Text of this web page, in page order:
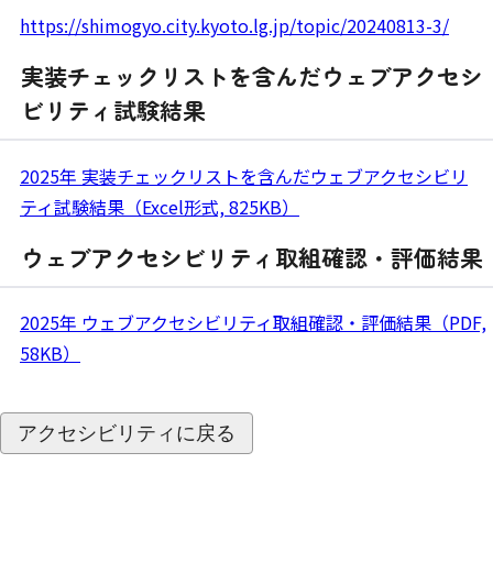
https://shimogyo.city.kyoto.lg.jp/topic/20240813-3/
実装チェックリストを含んだウェブアクセシ
ビリティ試験結果
2025年 実装チェックリストを含んだウェブアクセシビリ
ティ試験結果（Excel形式, 825KB）
ウェブアクセシビリティ取組確認・評価結果
2025年 ウェブアクセシビリティ取組確認・評価結果（PDF,
58KB）
アクセシビリティに戻る